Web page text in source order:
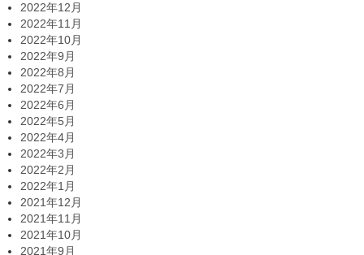
2022年12月
2022年11月
2022年10月
2022年9月
2022年8月
2022年7月
2022年6月
2022年5月
2022年4月
2022年3月
2022年2月
2022年1月
2021年12月
2021年11月
2021年10月
2021年9月